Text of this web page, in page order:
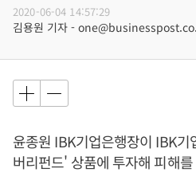
2020-06-04 14:57:29
김용원 기자 -
윤종원 IBK기업은행장이 IBK
버리펀드' 상품에 투자해 피해